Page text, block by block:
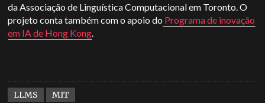
da Associação de Linguística Computacional em Toronto. O
projeto conta também com o apoio do Programa de inovação
em IA de Hong Kong.
LLMS MIT